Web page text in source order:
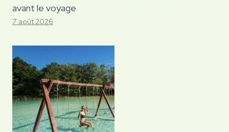
avant le voyage
7 août 2026